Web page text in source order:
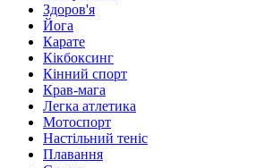
Здоров'я
Йога
Карате
Кікбоксинг
Кінний спорт
Крав-мага
Легка атлетика
Мотоспорт
Настільний теніс
Плавання